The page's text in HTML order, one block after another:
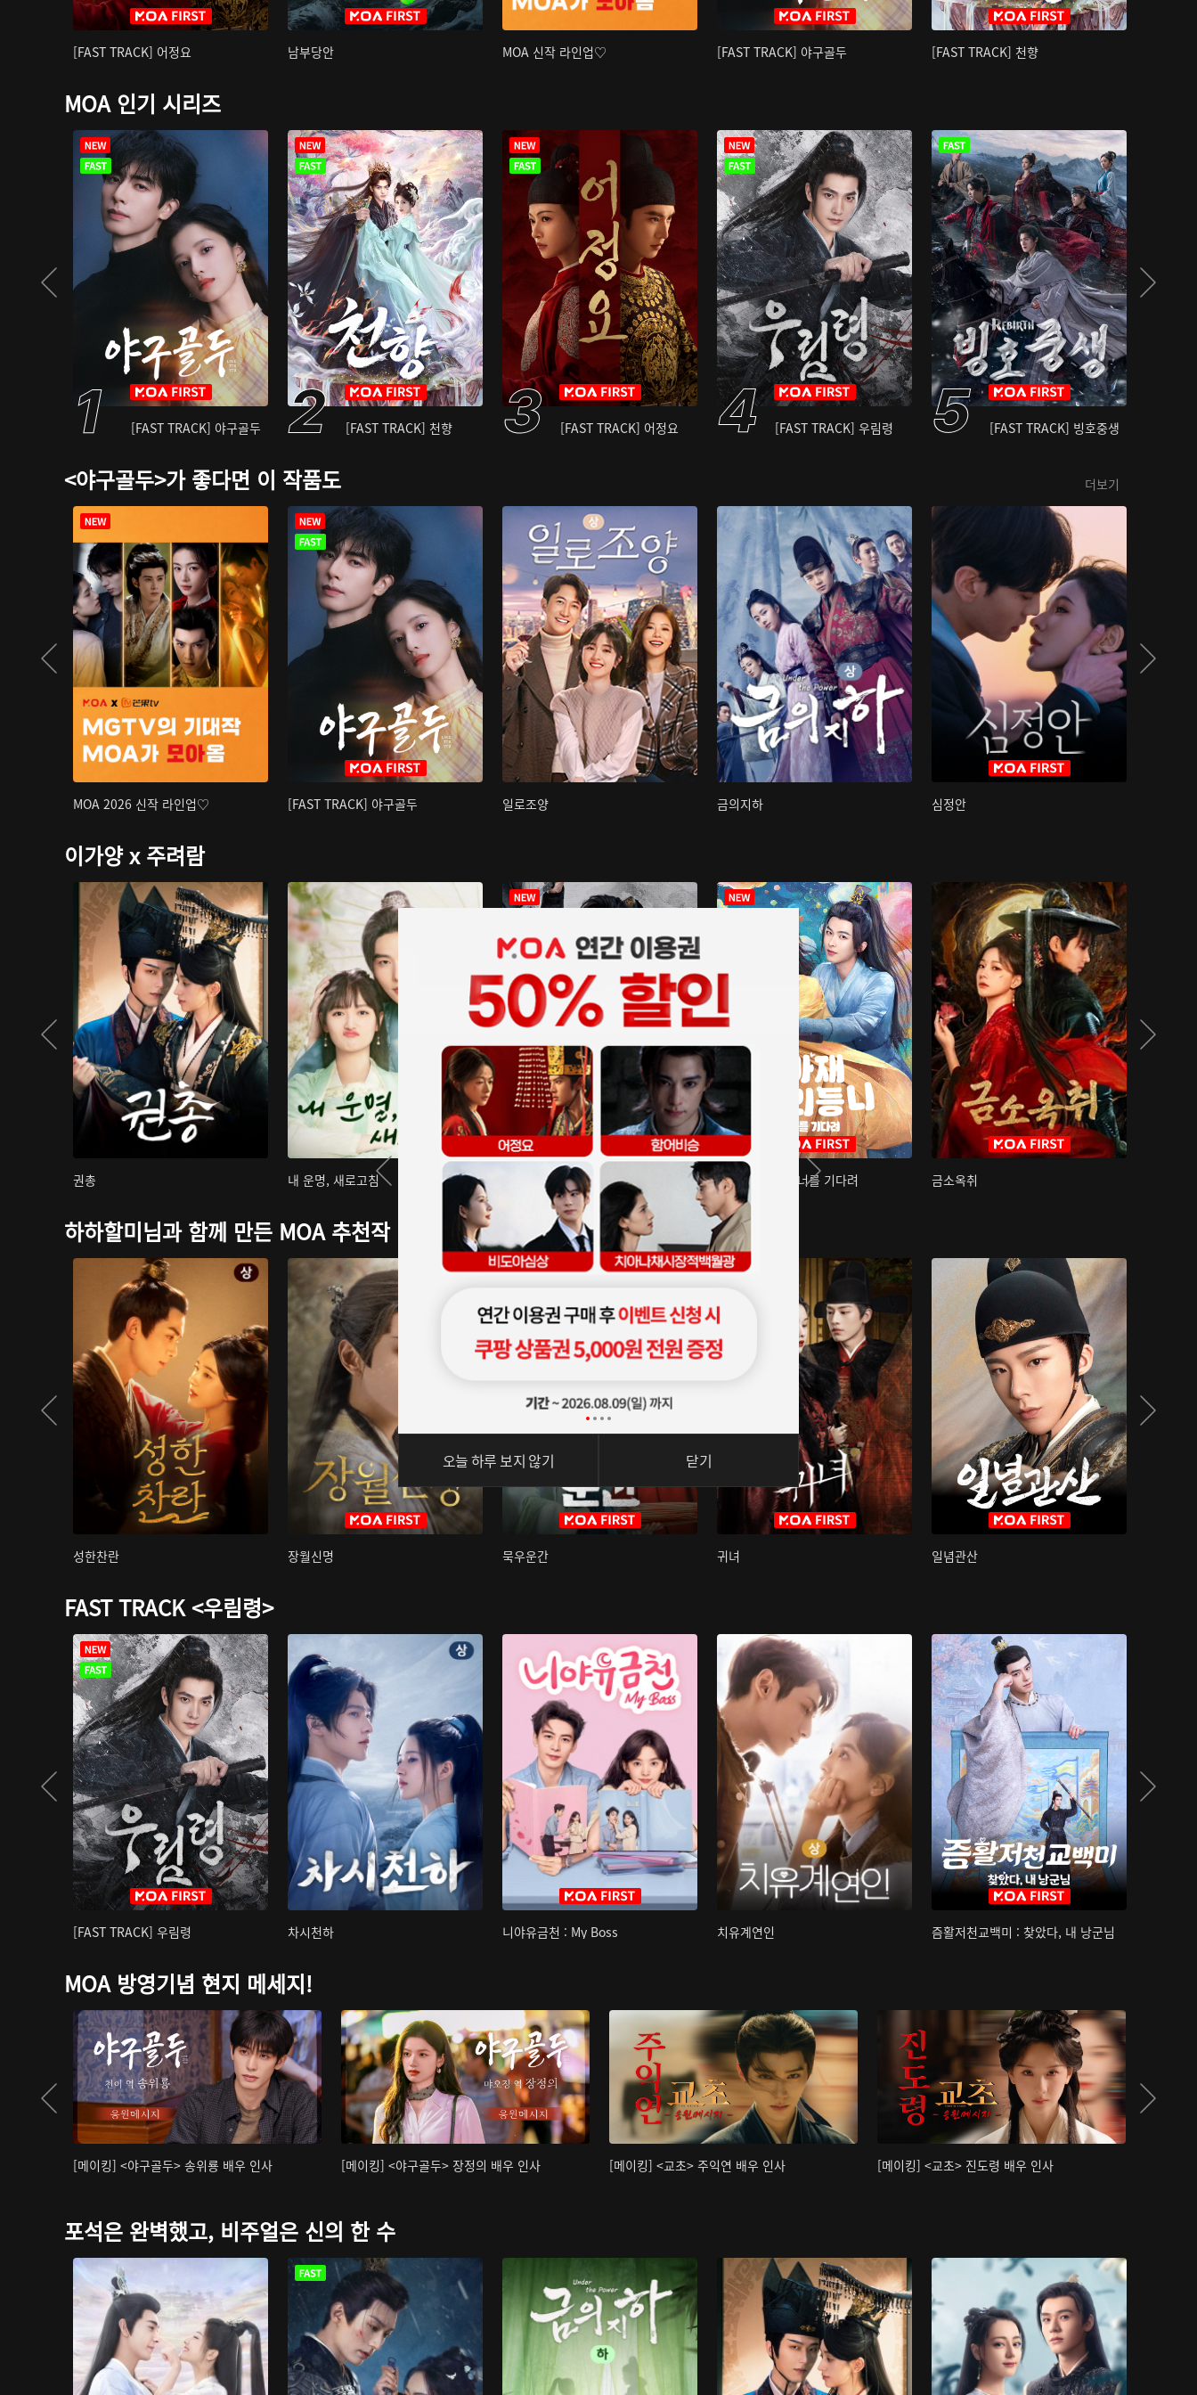
[FAST TRACK] 어정요 남부당안 MOA 신작 라인업♡ [FAST TRACK] 야구골두 [FAST TRACK] 천향
MOA 인기 시리즈
[FAST TRACK] 야구골두 [FAST TRACK] 천향 [FAST TRACK] 어정요 [FAST TRACK] 우림령 [FAST TRACK] 빙호중생
<야구골두>가 좋다면 이 작품도 더보기
MOA 2026 신작 라인업♡ [FAST TRACK] 야구골두 일로조양 금의지하 심정안
이가양 x 주려람
권총 내 운명, 새로고침 아재저리등니 : 너를 기다려 금소옥취
하하할미님과 함께 만든 MOA 추천작
성한찬란 장월신명 묵우운간 귀녀 일념관산
FAST TRACK <우림령>
[FAST TRACK] 우림령 차시천하 니야유금천 : My Boss 치유계연인 즘활저천교백미 : 찾았다, 내 낭군님
MOA 방영기념 현지 메세지!
[메이킹] <야구골두> 송위룡 배우 인사 [메이킹] <야구골두> 장정의 배우 인사 [메이킹] <교초> 주익연 배우 인사 [메이킹] <교초> 진도령 배우 인사
포석은 완벽했고, 비주얼은 신의 한 수
오늘 하루 보지 않기 닫기